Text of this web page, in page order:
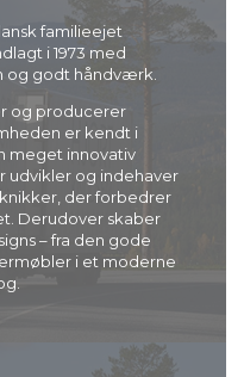
familieejet
i 1973 med
og godt håndværk.
og producerer
er kendt i
meget innovativ
udvikler og indehaver
der forbedrer
Derudover skaber
– fra den gode
i et moderne